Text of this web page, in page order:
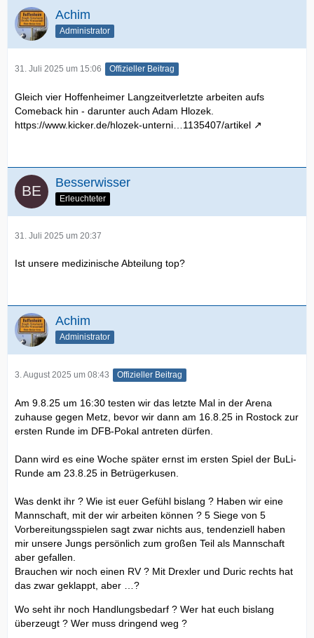
Achim
Administrator
31. Juli 2025 um 15:06 Offizieller Beitrag
Gleich vier Hoffenheimer Langzeitverletzte arbeiten aufs
Comeback hin - darunter auch Adam Hlozek.
https://www.kicker.de/hlozek-unterni…1135407/artikel
Besserwisser
Erleuchteter
31. Juli 2025 um 20:37
Ist unsere medizinische Abteilung top?
Achim
Administrator
3. August 2025 um 08:43 Offizieller Beitrag
Am 9.8.25 um 16:30 testen wir das letzte Mal in der Arena
zuhause gegen Metz, bevor wir dann am 16.8.25 in Rostock zur
ersten Runde im DFB-Pokal antreten dürfen.
Dann wird es eine Woche später ernst im ersten Spiel der BuLi-
Runde am 23.8.25 in Betrügerkusen.
Was denkt ihr ? Wie ist euer Gefühl bislang ? Haben wir eine
Mannschaft, mit der wir arbeiten können ? 5 Siege von 5
Vorbereitungsspielen sagt zwar nichts aus, tendenziell haben
mir unsere Jungs persönlich zum großen Teil als Mannschaft
aber gefallen.
Brauchen wir noch einen RV ? Mit Drexler und Duric rechts hat
das zwar geklappt, aber …?
Wo seht ihr noch Handlungsbedarf ? Wer hat euch bislang
überzeugt ? Wer muss dringend weg ?